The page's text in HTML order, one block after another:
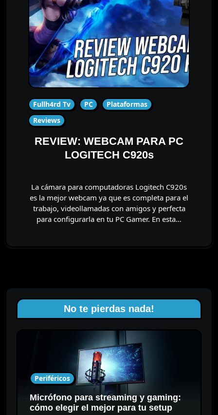
Fullh4rd Tv PC
Plataformas
Reviews
REVIEW: WEBCAM PARA PC
LOGITECH C920s
La cámara para computadoras Logitech C920s
es la mejor webcam ya que es completa para el
trabajo, videollamadas con amigos y perfecta
para configurarla en tu PC Gamer. En esta…
No te pierdas nada!
Periféricos
Micrófono para streaming y gaming:
cómo elegir el mejor para tu setup